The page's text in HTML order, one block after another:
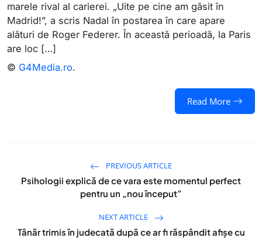
marele rival al carierei. „Uite pe cine am găsit în
Madrid!”, a scris Nadal în postarea în care apare
alături de Roger Federer. În această perioadă, la Paris
are loc […]
© G4Media.ro.
Read More
PREVIOUS ARTICLE
Psihologii explică de ce vara este momentul perfect
pentru un „nou început”
NEXT ARTICLE
Tânăr trimis în judecată după ce ar fi răspândit afişe cu